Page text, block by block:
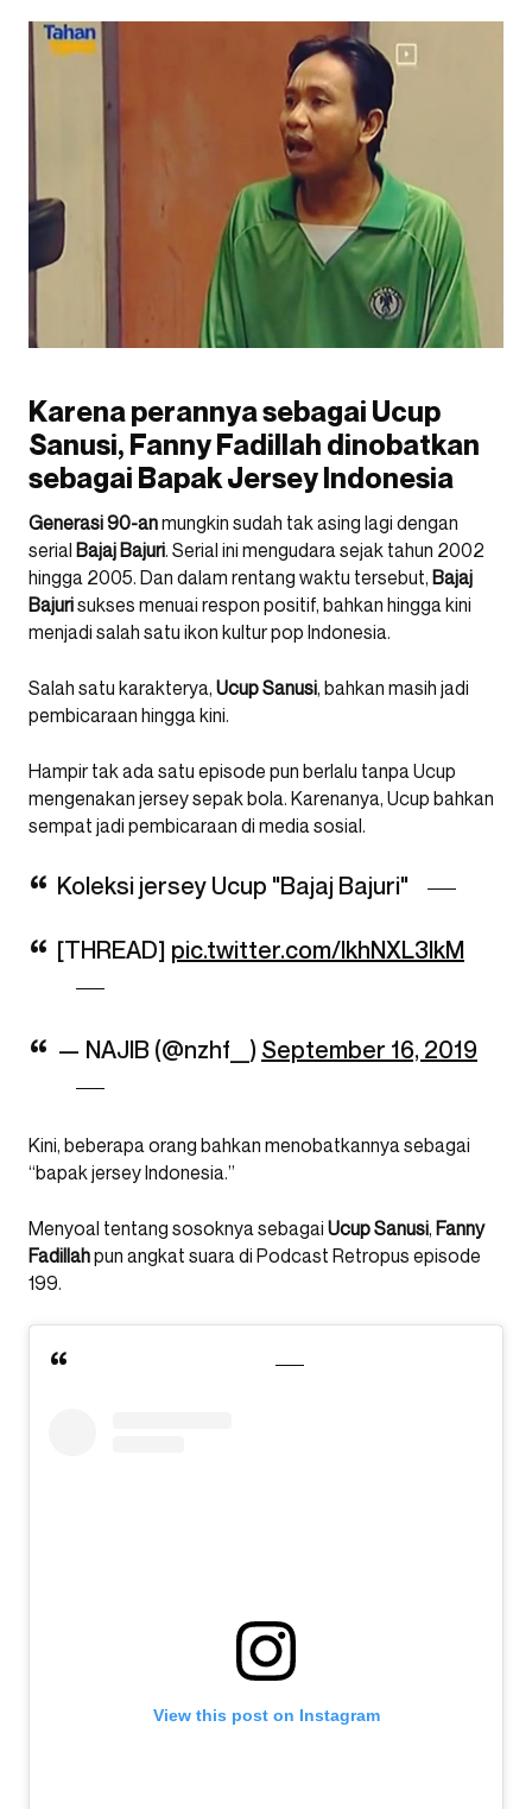
Karena perannya sebagai Ucup
Sanusi, Fanny Fadillah dinobatkan
sebagai Bapak Jersey Indonesia
Generasi 90-anmungkin sudah tak asing lagi dengan
serial Bajaj Bajuri. Serial ini mengudara sejak tahun 2002
hingga 2005. Dan dalam rentang waktu tersebut, Bajaj
Bajurisukses menuai respon positif, bahkan hingga kini
menjadi salah satu ikon kultur pop Indonesia.
Salah satu karakterya, Ucup Sanusi, bahkan masih jadi
pembicaraan hingga kini.
Hampir tak ada satu episode pun berlalu tanpa Ucup
mengenakan jersey sepak bola. Karenanya, Ucup bahkan
sempat jadi pembicaraan di media sosial.
Koleksi jersey Ucup "Bajaj Bajuri"
[THREAD] pic.twitter.com/IkhNXL3lkM
— NAJIB (@nzhf__) September 16, 2019
Kini, beberapa orang bahkan menobatkannya sebagai
“bapak jersey Indonesia.”
Menyoal tentang sosoknya sebagai UcupSanusi, Fanny
Fadillahpun angkat suara di Podcast Retropus episode
199.
View this post on Instagram